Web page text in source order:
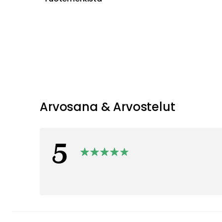
Arvosana & Arvostelut
5